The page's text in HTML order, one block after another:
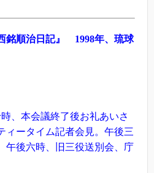
銘順治日記』 1998年、琉球
、本会議終了後お礼あいさ
ィータイム記者会見。午後三
午後六時、旧三役送別会、庁